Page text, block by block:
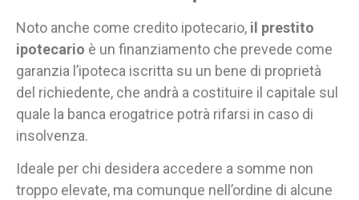
Noto anche come credito ipotecario, il prestito
ipotecario è un finanziamento che prevede come
garanzia l’ipoteca iscritta su un bene di proprietà
del richiedente, che andrà a costituire il capitale sul
quale la banca erogatrice potrà rifarsi in caso di
insolvenza.
Ideale per chi desidera accedere a somme non
troppo elevate, ma comunque nell’ordine di alcune